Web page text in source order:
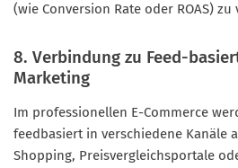
(wie Conversion Rate oder ROAS) zu
8. Verbindung zu Feed-
Marketing
Im professionellen E-Commerce
feedbasiert in verschiedene Kanäle
Shopping, Preisvergleichsportale